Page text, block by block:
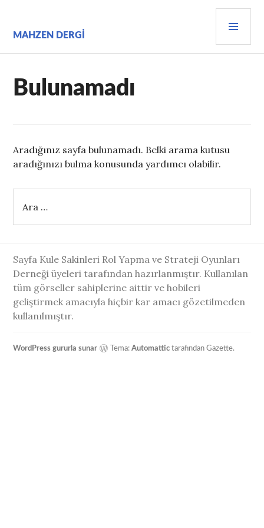
MAHZEN DERGI
Bulunamadı
Aradığınız sayfa bulunamadı. Belki arama kutusu
aradığınızı bulma konusunda yardımcı olabilir.
Sayfa Kule Sakinleri Rol Yapma ve Strateji Oyunları
Derneği üyeleri tarafından hazırlanmıştır. Kullanılan
tüm görseller sahiplerine aittir ve hobileri
geliştirmek amacıyla hiçbir kar amacı gözetilmeden
kullanılmıştır.
WordPress gururla sunar Tema:Automattic tarafından Gazette.